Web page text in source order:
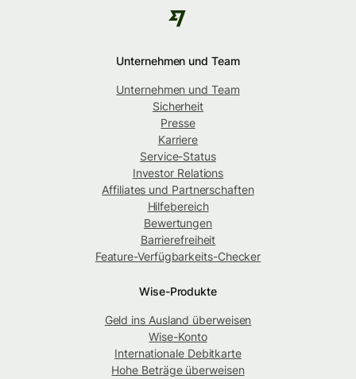
Unternehmen und Team
Unternehmen und Team
Sicherheit
Presse
Karriere
Service-Status
Investor Relations
Affiliates und Partnerschaften
Hilfebereich
Bewertungen
Barrierefreiheit
Feature-Verfügbarkeits-Checker
Wise-Produkte
Geld ins Ausland überweisen
Wise-Konto
Internationale Debitkarte
Hohe Beträge überweisen